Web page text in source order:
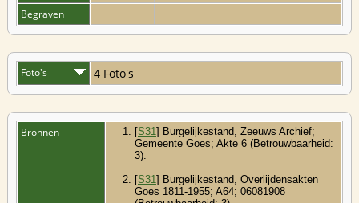
Begraven
Foto's 4 Foto's
Bronnen [S31 ] Burgelijkestand, Zeeuws Archief;
Gemeente Goes; Akte 6 (Betrouwbaarheid:
3).
[S31 ] Burgelijkestand, Overlijdensakten
Goes 1811-1955; A64; 06081908